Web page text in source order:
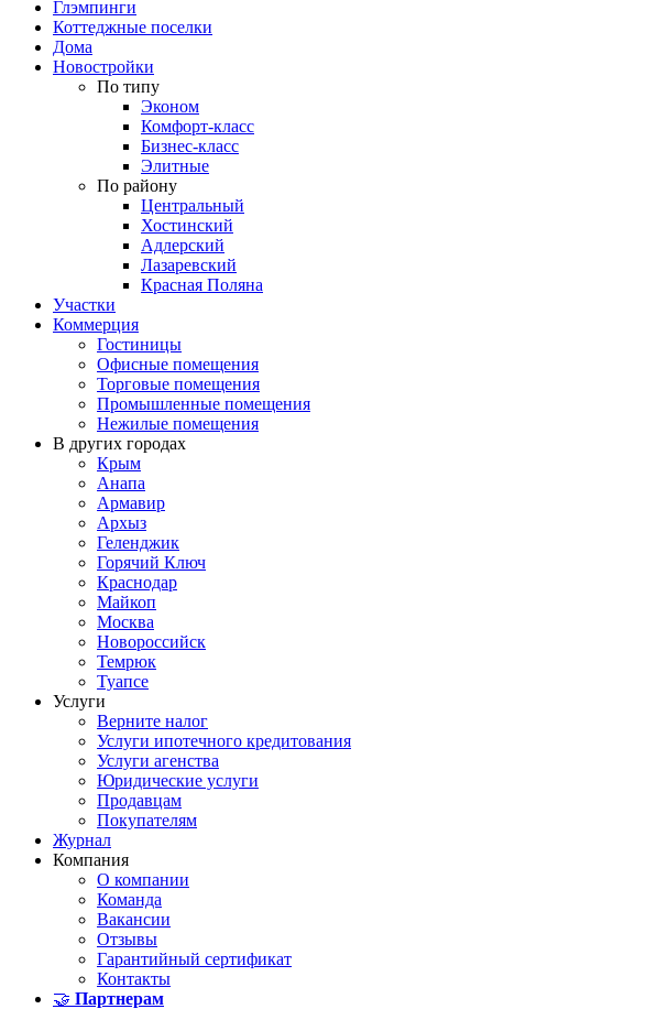
Глэмпинги
Коттеджные поселки
Дома
Новостройки
По типу
Эконом
Комфорт-класс
Бизнес-класс
Элитные
По району
Центральный
Хостинский
Адлерский
Лазаревский
Красная Поляна
Участки
Коммерция
Гостиницы
Офисные помещения
Торговые помещения
Промышленные помещения
Нежилые помещения
В других городах
Крым
Анапа
Армавир
Архыз
Геленджик
Горячий Ключ
Краснодар
Майкоп
Москва
Новороссийск
Темрюк
Туапсе
Услуги
Верните налог
Услуги ипотечного кредитования
Услуги агенства
Юридические услуги
Продавцам
Покупателям
Журнал
Компания
О компании
Команда
Вакансии
Отзывы
Гарантийный сертификат
Контакты
🤝 Партнерам